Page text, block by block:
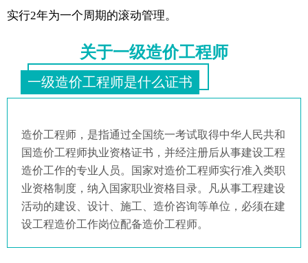
实行2年为一个周期的滚动管理。
关于一级造价工程师
一级造价工程师是什么证书
造价工程师，是指通过全国统一考试取得中华人民共和
国造价工程师执业资格证书，并经注册后从事建设工程
造价工作的专业人员。国家对造价工程师实行准入类职
业资格制度，纳入国家职业资格目录。凡从事工程建设
活动的建设、设计、施工、造价咨询等单位，必须在建
设工程造价工作岗位配备造价工程师。